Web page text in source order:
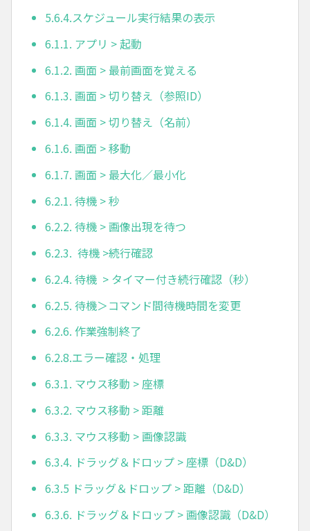
5.6.4.スケジュール実行結果の表示
6.1.1. アプリ > 起動
6.1.2. 画面 > 最前画面を覚える
6.1.3. 画面 > 切り替え（参照ID）
6.1.4. 画面 > 切り替え（名前）
6.1.6. 画面 > 移動
6.1.7. 画面 > 最大化／最小化
6.2.1. 待機 > 秒
6.2.2. 待機 > 画像出現を待つ
6.2.3. 待機 >続行確認
6.2.4. 待機 > タイマー付き続行確認（秒）
6.2.5. 待機＞コマンド間待機時間を変更
6.2.6. 作業強制終了
6.2.8.エラー確認・処理
6.3.1. マウス移動 > 座標
6.3.2. マウス移動 > 距離
6.3.3. マウス移動 > 画像認識
6.3.4. ドラッグ＆ドロップ > 座標（D&D）
6.3.5 ドラッグ＆ドロップ > 距離（D&D）
6.3.6. ドラッグ＆ドロップ > 画像認識（D&D）